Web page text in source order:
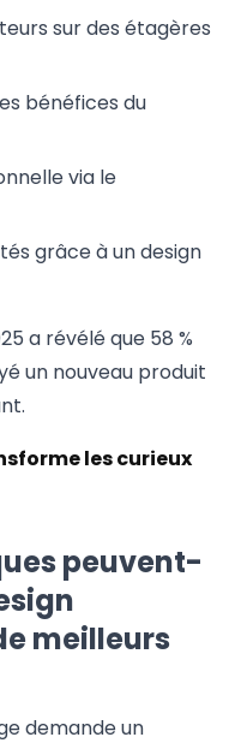
sur des étagères
bénéfices du
via le
grâce à un design
a révélé que 58 %
un nouveau produit
les curieux
peuvent-
meilleurs
demande un